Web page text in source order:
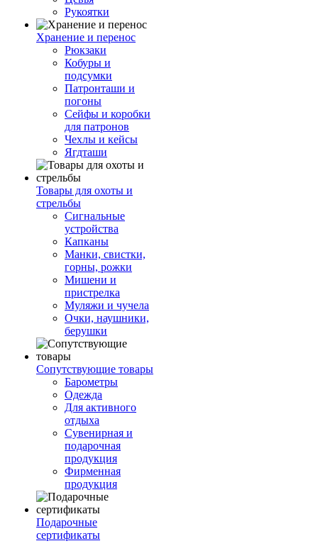
Рукоятки
Хранение и перенос
Рюкзаки
Кобуры и
подсумки
Патронташи и
погоны
Сейфы и коробки
для патронов
Чехлы и кейсы
Ягдташи
Товары для охоты и
стрельбы
Сигнальные
устройства
Капканы
Манки, свистки,
горны, рожки
Мишени и
пристрелка
Муляжи и чучела
Очки, наушники,
берушки
Сопутствующие товары
Барометры
Одежда
Для активного
отдыха
Сувенирная и
подарочная
продукция
Фирменная
продукция
Подарочные
сертификаты